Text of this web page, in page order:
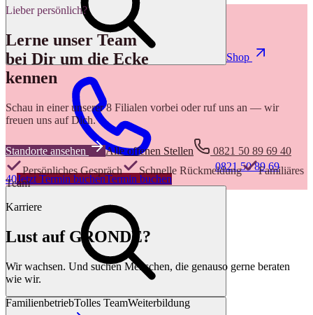
Shop
0821 50 89 69
40Jetzt Termin buchenTermin buchen
Lieber persönlich?
Lerne unser Team
bei Dir um die Ecke
kennen
Schau in einer unserer 8 Filialen vorbei oder ruf uns an — wir
freuen uns auf Dich.
Standorte ansehen Alle offenen Stellen
0821 50 89 69 40
Persönliches Gespräch
Schnelle Rückmeldung
Familiäres
Team
Karriere
Lust auf GRONDE?
Wir wachsen. Und suchen Menschen, die genauso gerne beraten
wie wir.
FamilienbetriebTolles TeamWeiterbildung